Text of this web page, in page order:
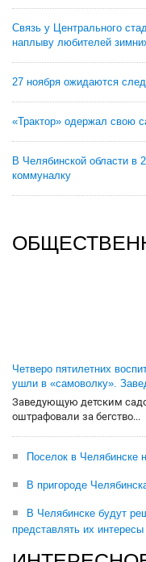
Связь у Центрального
наплыву любителей
27 ноября ожидаются
«Трактор» одержал свою
В Челябинской области в
коммуналку
Четверо пятилетних
ушли в «самоволку».
Заведующую детским
оштрафовали за бегство...
Поселок в Челябинске
В пригороде
В Челябинске будут
представлять их